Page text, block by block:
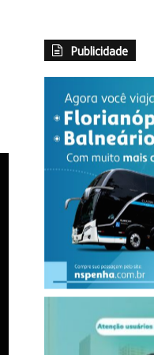
Publicidade